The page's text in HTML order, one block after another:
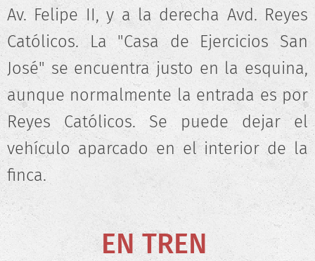
Av. Felipe II, y a la derecha Avd. Reyes
Católicos. La "Casa de Ejercicios San
José" se encuentra justo en la esquina,
aunque normalmente la entrada es por
Reyes Católicos. Se puede dejar el
vehículo aparcado en el interior de la
finca.
EN TREN